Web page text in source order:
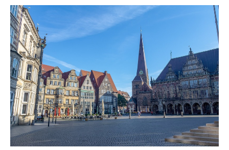
zwei Stunden gelaufen war.